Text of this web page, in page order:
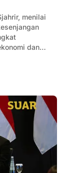
menilai
dan